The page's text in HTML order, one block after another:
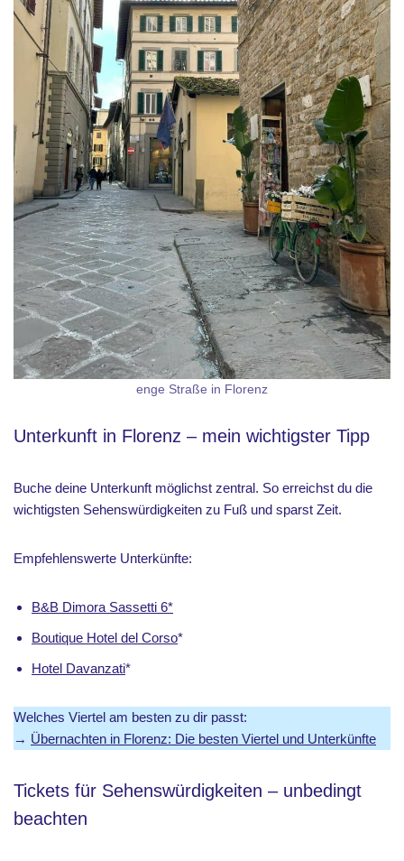
enge Straße in Florenz
Unterkunft in Florenz – mein wichtigster Tipp
Buche deine Unterkunft möglichst zentral. So erreichst du die
wichtigsten Sehenswürdigkeiten zu Fuß und sparst Zeit.
Empfehlenswerte Unterkünfte:
B&B Dimora Sassetti 6*
Boutique Hotel del Corso*
Hotel Davanzati*
Welches Viertel am besten zu dir passt:
→ Übernachten in Florenz: Die besten Viertel und Unterkünfte
Tickets für Sehenswürdigkeiten – unbedingt
beachten